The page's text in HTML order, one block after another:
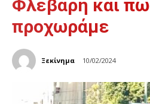
Φλεβάρη και
προχωράμε
Ξεκίνημα 10/02/2024